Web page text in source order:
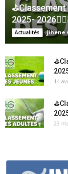
2025-
Actualités jihene
14
23